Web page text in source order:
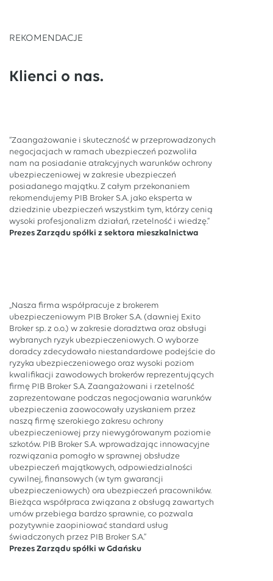
REKOMENDACJE
Klienci o nas.
“Zaangażowanie i skuteczność w przeprowadzonych
negocjacjach w ramach ubezpieczeń pozwoliła
nam na posiadanie atrakcyjnych warunków ochrony
ubezpieczeniowej w zakresie ubezpieczeń
posiadanego majątku. Z całym przekonaniem
rekomendujemy PIB Broker S.A. jako eksperta w
dziedzinie ubezpieczeń wszystkim tym, którzy cenią
wysoki profesjonalizm działań, rzetelność i wiedzę.”
Prezes Zarządu spółki z sektora mieszkalnictwa
„Nasza firma współpracuje z brokerem
ubezpieczeniowym PIB Broker S.A. (dawniej Exito
Broker sp. z o.o.) w zakresie doradztwa oraz obsługi
wybranych ryzyk ubezpieczeniowych. O wyborze
doradcy zdecydowało niestandardowe podejście do
ryzyka ubezpieczeniowego oraz wysoki poziom
kwalifikacji zawodowych brokerów reprezentujących
firmę PIB Broker S.A. Zaangażowani i rzetelność
zaprezentowane podczas negocjowania warunków
ubezpieczenia zaowocowały uzyskaniem przez
naszą firmę szerokiego zakresu ochrony
ubezpieczeniowej przy niewygórowanym poziomie
szkotów. PIB Broker S.A. wprowadzając innowacyjne
rozwiązania pomogło w sprawnej obsłudze
ubezpieczeń majątkowych, odpowiedzialności
cywilnej, finansowych (w tym gwarancji
ubezpieczeniowych) ora ubezpieczeń pracowników.
Bieżąca współpraca związana z obsługą zawartych
umów przebiega bardzo sprawnie, co pozwala
pozytywnie zaopiniować standard usług
świadczonych przez PIB Broker S.A.”
Prezes Zarządu spółki w Gdańsku